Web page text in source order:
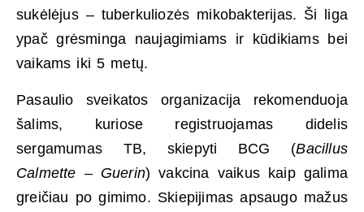
sukėlėjus – tuberkuliozės mikobakterijas. Ši liga
ypač grėsminga naujagimiams ir kūdikiams bei
vaikams iki 5 metų.
Pasaulio sveikatos organizacija rekomenduoja
šalims, kuriose registruojamas didelis
sergamumas TB, skiepyti BCG (Bacillus
Calmette – Guerin) vakcina vaikus kaip galima
greičiau po gimimo. Skiepijimas apsaugo mažus